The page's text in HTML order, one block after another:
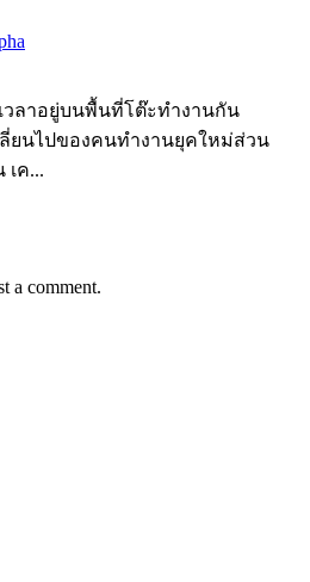
วลาอยู่บนพื้นที่โต๊ะทำงานกัน
ยนไปของคนทำงานยุคใหม่ส่วน
ค...
a comment.